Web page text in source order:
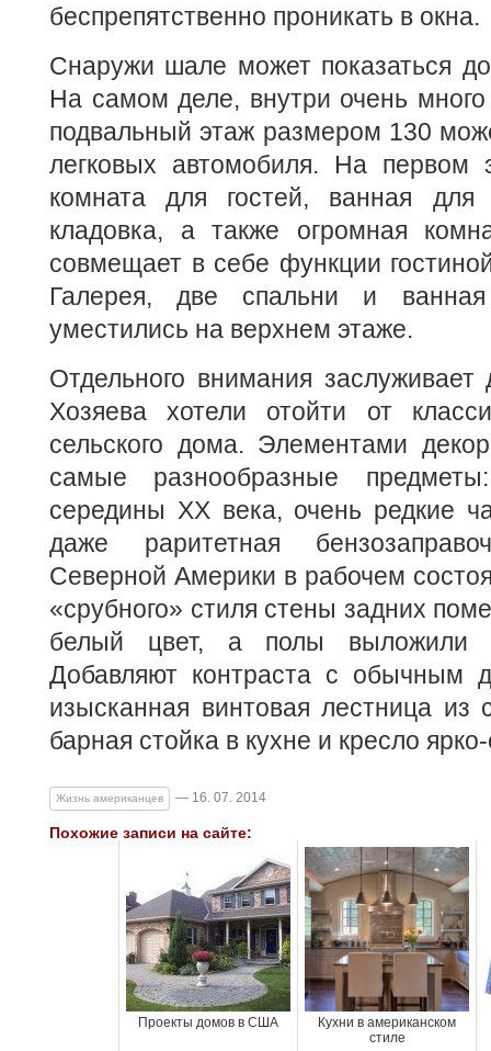
беспрепятственно проникать в окна.
Снаружи шале может показаться
На самом деле, внутри очень
подвальный этаж размером 130
легковых автомобиля. На первом
комната для гостей, ванная для
кладовка, а также огромная
совмещает в себе функции
Галерея, две спальни и
уместились на верхнем этаже.
Отдельного внимания
Хозяева хотели отойти от
сельского дома. Элементами
самые разнообразные
середины ХХ века, очень редкие
даже раритетная
Северной Америки в рабочем
«срубного» стиля стены задних
белый цвет, а полы выложили
Добавляют контраста с обычным
изысканная винтовая лестница из
барная стойка в кухне и кресло
Жизнь американцев — 16. 07. 2014
Похожие записи на сайте:
Проекты домов в США
Кухни в американском
стиле